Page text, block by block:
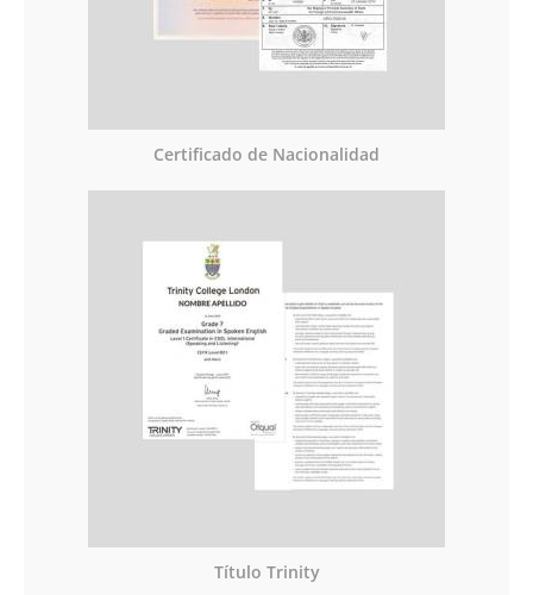
Certificado de Nacionalidad
Título Trinity